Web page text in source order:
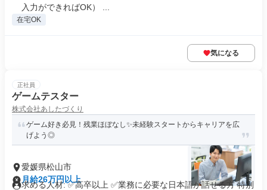
入力ができればOK） ...
在宅OK
気になる
正社員
ゲームテスター
株式会社あしたづくり
ゲーム好き必見！残業ほぼなし✨未経験スタートからキャリアを広
げよう◎
愛媛県松山市
月給26万円以上
求める人材: ✅高卒以上 ✅業務に必要な日本語が話せる方 特別